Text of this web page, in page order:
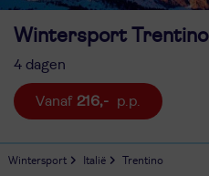
Wintersport Trentino
4 dagen
216,-
Wintersport Italië Trentino